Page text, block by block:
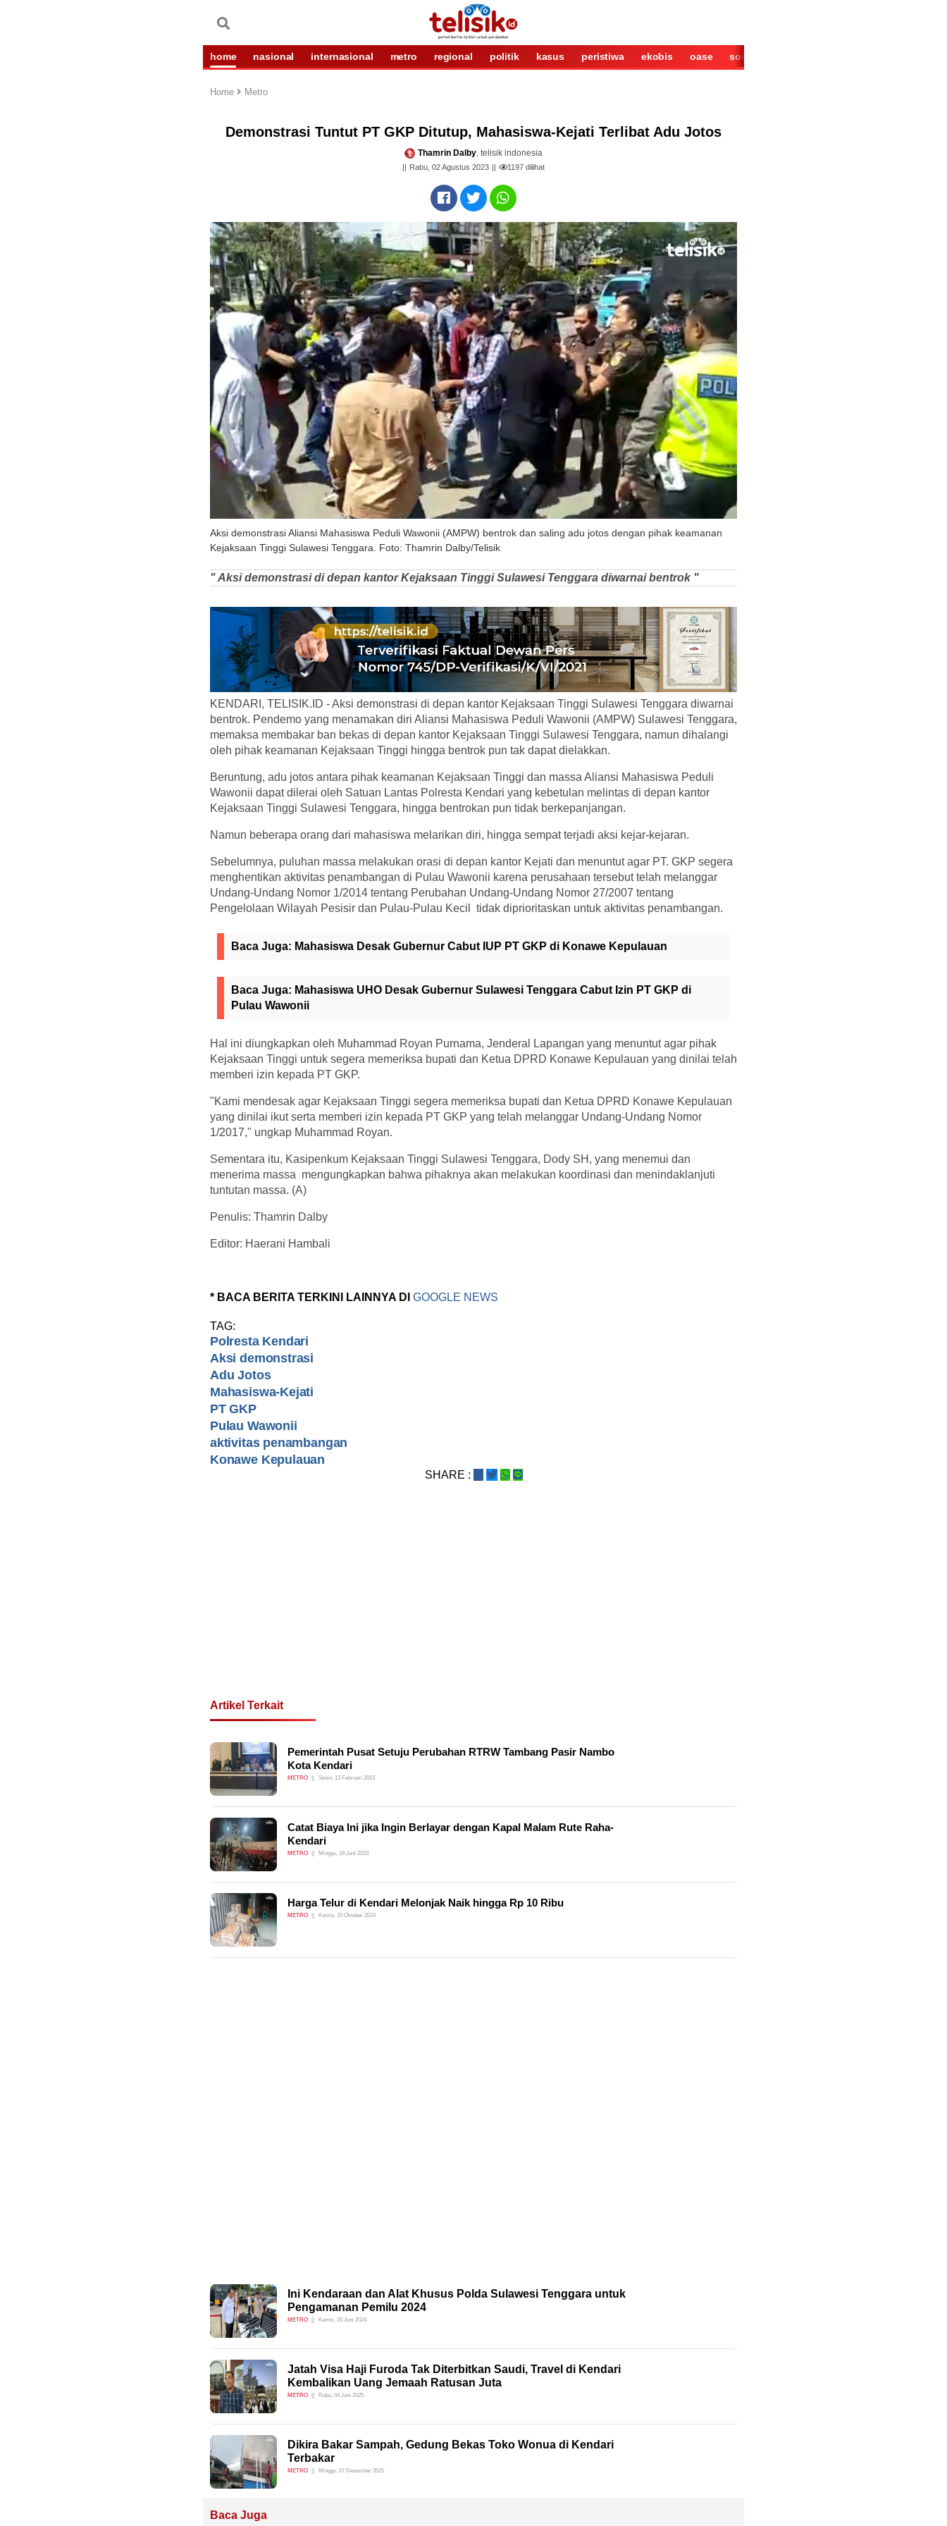
home nasional internasional metro regional politik kasus peristiwa ekobis oase sosok
Home Metro
Demonstrasi Tuntut PT GKP Ditutup, Mahasiswa-Kejati Terlibat Adu Jotos
Thamrin Dalby, telisik indonesia
Rabu, 02 Agustus 2023 1197 dilihat
Aksi demonstrasi Aliansi Mahasiswa Peduli Wawonii (AMPW) bentrok dan saling adu jotos dengan pihak keamanan
Kejaksaan Tinggi Sulawesi Tenggara. Foto: Thamrin Dalby/Telisik
" Aksi demonstrasi di depan kantor Kejaksaan Tinggi Sulawesi Tenggara diwarnai bentrok "
KENDARI, TELISIK.ID - Aksi demonstrasi di depan kantor Kejaksaan Tinggi Sulawesi Tenggara diwarnai
bentrok. Pendemo yang menamakan diri Aliansi Mahasiswa Peduli Wawonii (AMPW) Sulawesi Tenggara,
memaksa membakar ban bekas di depan kantor Kejaksaan Tinggi Sulawesi Tenggara, namun dihalangi
oleh pihak keamanan Kejaksaan Tinggi hingga bentrok pun tak dapat dielakkan.
Beruntung, adu jotos antara pihak keamanan Kejaksaan Tinggi dan massa Aliansi Mahasiswa Peduli
Wawonii dapat dilerai oleh Satuan Lantas Polresta Kendari yang kebetulan melintas di depan kantor
Kejaksaan Tinggi Sulawesi Tenggara, hingga bentrokan pun tidak berkepanjangan.
Namun beberapa orang dari mahasiswa melarikan diri, hingga sempat terjadi aksi kejar-kejaran.
Sebelumnya, puluhan massa melakukan orasi di depan kantor Kejati dan menuntut agar PT. GKP segera
menghentikan aktivitas penambangan di Pulau Wawonii karena perusahaan tersebut telah melanggar
Undang-Undang Nomor 1/2014 tentang Perubahan Undang-Undang Nomor 27/2007 tentang
Pengelolaan Wilayah Pesisir dan Pulau-Pulau Kecil tidak diprioritaskan untuk aktivitas penambangan.
Baca Juga: Mahasiswa Desak Gubernur Cabut IUP PT GKP di Konawe Kepulauan
Baca Juga: Mahasiswa UHO Desak Gubernur Sulawesi Tenggara Cabut Izin PT GKP di
Pulau Wawonii
Hal ini diungkapkan oleh Muhammad Royan Purnama, Jenderal Lapangan yang menuntut agar pihak
Kejaksaan Tinggi untuk segera memeriksa bupati dan Ketua DPRD Konawe Kepulauan yang dinilai telah
memberi izin kepada PT GKP.
"Kami mendesak agar Kejaksaan Tinggi segera memeriksa bupati dan Ketua DPRD Konawe Kepulauan
yang dinilai ikut serta memberi izin kepada PT GKP yang telah melanggar Undang-Undang Nomor
1/2017," ungkap Muhammad Royan.
Sementara itu, Kasipenkum Kejaksaan Tinggi Sulawesi Tenggara, Dody SH, yang menemui dan
menerima massa mengungkapkan bahwa pihaknya akan melakukan koordinasi dan menindaklanjuti
tuntutan massa. (A)
Penulis: Thamrin Dalby
Editor: Haerani Hambali
* BACA BERITA TERKINI LAINNYA DI GOOGLE NEWS
TAG:
Polresta Kendari
Aksi demonstrasi
Adu Jotos
Mahasiswa-Kejati
PT GKP
Pulau Wawonii
aktivitas penambangan
Konawe Kepulauan
SHARE :
Artikel Terkait
Pemerintah Pusat Setuju Perubahan RTRW Tambang Pasir Nambo
Kota Kendari
METRO Senin, 13 Februari 2023
Catat Biaya Ini jika Ingin Berlayar dengan Kapal Malam Rute Raha-
Kendari
METRO Minggu, 18 Juni 2023
Harga Telur di Kendari Melonjak Naik hingga Rp 10 Ribu
METRO Kamis, 10 Oktober 2024
Ini Kendaraan dan Alat Khusus Polda Sulawesi Tenggara untuk
Pengamanan Pemilu 2024
METRO Kamis, 20 Juni 2024
Jatah Visa Haji Furoda Tak Diterbitkan Saudi, Travel di Kendari
Kembalikan Uang Jemaah Ratusan Juta
METRO Rabu, 04 Juni 2025
Dikira Bakar Sampah, Gedung Bekas Toko Wonua di Kendari
Terbakar
METRO Minggu, 07 Desember 2025
Baca Juga